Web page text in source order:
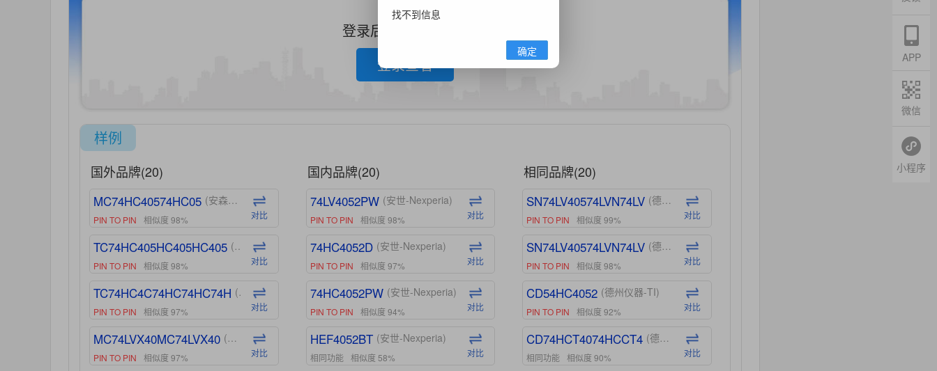
登录后查看更多信息
登录查看
样例
国外品牌(20)
MC74HC40574HC05 (安森美-ON)
PIN TO PIN 相似度 98% 对比
TC74HC405HC405HC405 (东芝-Toshiba)
PIN TO PIN 相似度 98% 对比
TC74HC4C74HC74HC74H (东芝-Toshiba)
PIN TO PIN 相似度 97% 对比
MC74LVX40MC74LVX40 (安森美-ON)
PIN TO PIN 相似度 97% 对比
国内品牌(20)
74LV4052PW (安世-Nexperia)
PIN TO PIN 相似度 98% 对比
74HC4052D (安世-Nexperia)
PIN TO PIN 相似度 97% 对比
74HC4052PW (安世-Nexperia)
PIN TO PIN 相似度 94% 对比
HEF4052BT (安世-Nexperia)
相同功能 相似度 58% 对比
相同品牌(20)
SN74LV40574LVN74LV (德州仪器-TI)
PIN TO PIN 相似度 99% 对比
SN74LV40574LVN74LV (德州仪器-TI)
PIN TO PIN 相似度 98% 对比
CD54HC4052 (德州仪器-TI)
PIN TO PIN 相似度 92% 对比
CD74HCT4074HCCT4 (德州仪器-TI)
相同功能 相似度 90% 对比
APP
微信
小程序
找不到信息
确定